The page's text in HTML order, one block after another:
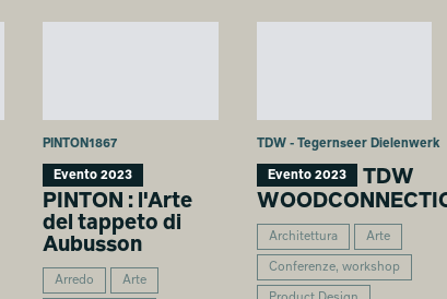
PINTON1867
Evento 2023
PINTON : l'Arte
del tappeto di
Aubusson
Arredo Arte
TDW - Tegernseer Dielenwerk
Evento 2023
TDW
Architettura Arte
Conferenze, workshop